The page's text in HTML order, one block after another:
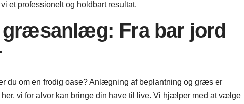
et professionelt og holdbart resultat.
græsanlæg: Fra bar jord
du om en frodig oase? Anlægning af beplantning og græs er
vi for alvor kan bringe din have til live. Vi hjælper med at vælge